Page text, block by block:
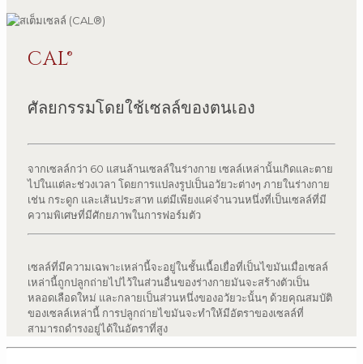
CAL®
ศัลยกรรมโดยใช้เซลล์ของตนเอง
จากเซลล์กว่า 60 แสนล้านเซลล์ในร่างกาย เซลล์เหล่านั้นเกิดและตาย
ไปในแต่ละช่วงเวลา โดยการแปลงรูปเป็นอวัยวะต่างๆ ภายในร่างกาย
เช่น กระดูก และเส้นประสาท แต่มีเพียงแค่จำนวนหนึ่งที่เป็นเซลล์ที่มี
ความพิเศษที่มีศักยภาพในการฟอร์มตัว
เซลล์ที่มีความเฉพาะเหล่านี้จะอยู่ในชั้นเนื้อเยื่อที่เป็นไขมันเมื่อเซลล์
เหล่านี้ถูกปลูกถ่ายไปไว้ในส่วนอื่นของร่างกายมันจะสร้างตัวเป็น
หลอดเลือดใหม่ และกลายเป็นส่วนหนึ่งของอวัยวะนั้นๆ ด้วยคุณสมบัติ
ของเซลล์เหล่านี้ การปลูกถ่ายไขมันจะทำให้มีอัตราของเซลล์ที่
สามารถดำรงอยู่ได้ในอัตราที่สูง